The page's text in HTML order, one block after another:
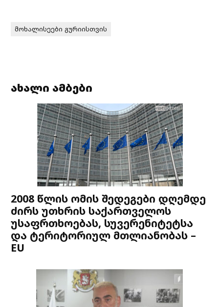
მოხალისეები გურიისთვის
ახალი ამბები
2008 წლის ომის შედეგები დღემდე
ძირს უთხრის საქართველოს
უსაფრთხოებას, სუვერენიტეტსა
და ტერიტორიულ მთლიანობას –
EU